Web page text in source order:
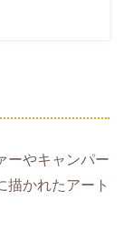
ーやキャンパー
描かれたアート